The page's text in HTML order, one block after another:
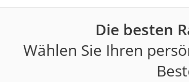
Die besten
Wählen Sie Ihren